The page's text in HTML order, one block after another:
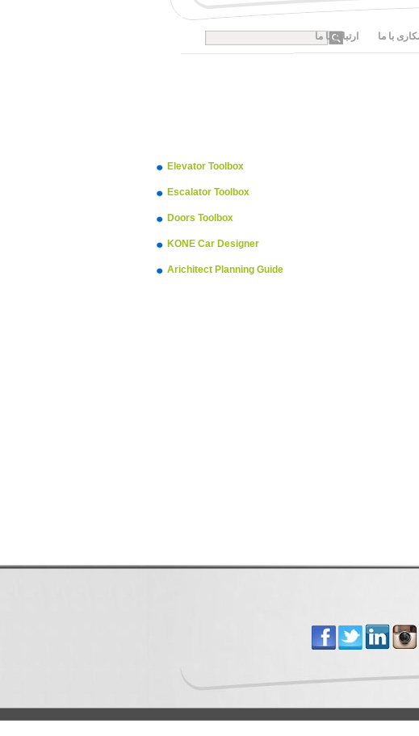
با ما ارتباط با ما
Elevator Toolbox
Escalator Toolbox
Doors Toolbox
KONE Car Designer
Arichitect Planning Guide